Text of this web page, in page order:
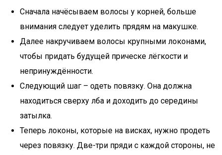
Сначала начёсываем волосы у корней, больше
внимания следует уделить прядям на макушке.
Далее накручиваем волосы крупными локонами,
чтобы придать будущей прическе лёгкости и
непринуждённости.
Следующий шаг – одеть повязку. Она должна
находиться сверху лба и доходить до середины
затылка.
Теперь локоны, которые на висках, нужно продеть
через повязку. Две-три пряди с каждой стороны, не